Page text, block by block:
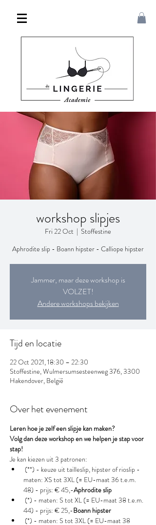
workshop slipjes
Fri 22 Oct
  |
Stoffestine
Aphrodite slip - Boann hipster - Calliope hipster
Jammer, maar deze workshop is
VOLZET!
Andere workshops bekijken
Tijd en locatie
22 Oct 2021, 18:30 – 22:30
Stoffestine, Wulmersumsesteenweg 376, 3300
Hakendover, België
Over het evenement
Leren hoe je zelf een slipje kan maken?
Volg dan deze workshop en we helpen je stap voor
stap!
Je kan kiezen uit 3 patronen:
maten: XS tot 3XL (= EU-maat 36 t.e.m.
48) - prijs: € 45,-Aphrodite slip
44) - prijs: € 25,-Boann hipster